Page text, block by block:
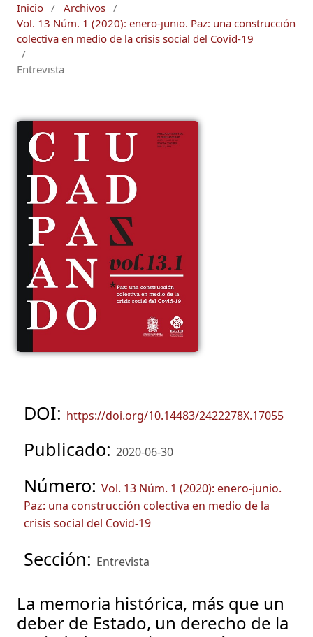
Inicio / Archivos /
Vol. 13 Núm. 1 (2020): enero-junio. Paz: una construcción
colectiva en medio de la crisis social del Covid-19
/
Entrevista
DOI: https://doi.org/10.14483/2422278X.17055
Publicado: 2020-06-30
Número: Vol. 13 Núm. 1 (2020): enero-junio.
Paz: una construcción colectiva en medio de la
crisis social del Covid-19
Sección: Entrevista
La memoria histórica, más que un
deber de Estado, un derecho de la